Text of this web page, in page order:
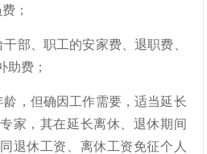
；
部、职工的安家费、退职费、
助费；
，但确因工作需要，适当延长
家，其在延长离休、退休期间
退休工资、离休工资免征个人